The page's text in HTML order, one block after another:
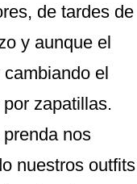
de tardes de
y aunque el
el
zapatillas.
nos
nuestros outfits